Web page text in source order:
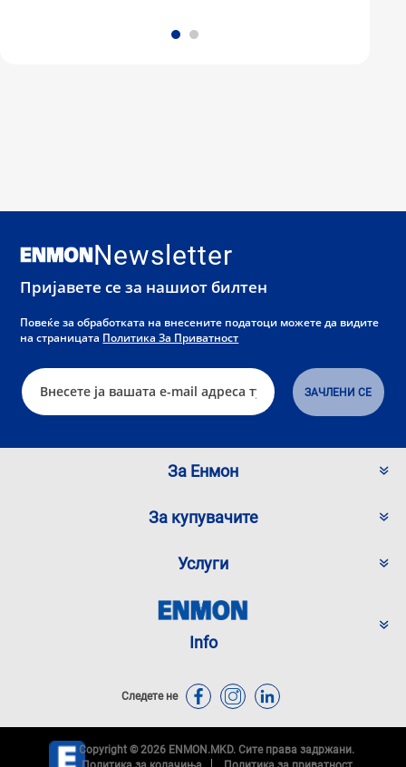
Newsletter
Пријавете се за нашиот билтен
Повеќе за обработката на внесените податоци можете да видите
на страницата Политика За Приватност
За Енмон
За купувачите
Услуги
Info
Следете не
Copyright © 2026 ENMON.MKD. Сите права задржани.